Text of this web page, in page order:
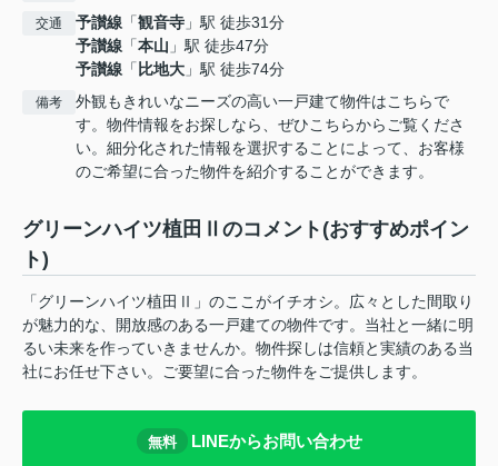
交通 予讃線 「観音寺 」駅 徒歩31分
予讃線 「本山 」駅 徒歩47分
予讃線 「 比地大 」駅 徒歩74分
備考
外観もきれいなニーズの高い一戸建て物件はこちらで
す。物件情報をお探しなら、ぜひこちらからご覧くださ
い。細分化された情報を選択することによって、お客様
のご希望に合った物件を紹介することができます。
グリーンハイツ植田Ⅱのコメント(おすすめポイン
ト)
「グリーンハイツ植田Ⅱ」のここがイチオシ。広々とした間取り
が魅力的な、開放感のある一戸建ての物件です。当社と一緒に明
るい未来を作っていきませんか。物件探しは信頼と実績のある当
社にお任せ下さい。ご要望に合った物件をご提供します。
無料 LINEからお問い合わせ